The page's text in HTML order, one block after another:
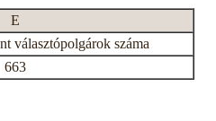
E
választópolgárok száma
663